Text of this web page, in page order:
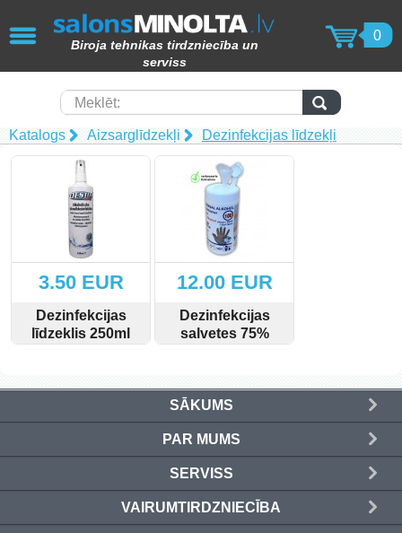
Biroja tehnikas tirdzniecība un
serviss
0
Meklēt:
Katalogs Aizsarglīdzekļi Dezinfekcijas līdzekļi
3.50 EUR
Dezinfekcijas
līdzeklis 250ml
12.00 EUR
Dezinfekcijas
salvetes 75%
SĀKUMS
PAR MUMS
SERVISS
VAIRUMTIRDZNIECĪBA
AIZVĒRT
KOPĒTĀJI / PRINTERI / SKENERI
(50)
Papīra smalcinātāji (62)
Laminēšanas iekārtas (15)
Iesiešanas tehnika (17)
Toneri (102)
Tāfeles (69)
Molberti (4)
Papīra produkcija (82)
Laminēšanas kabatiņas (15)
Izejmateriāli iesiešanai (6)